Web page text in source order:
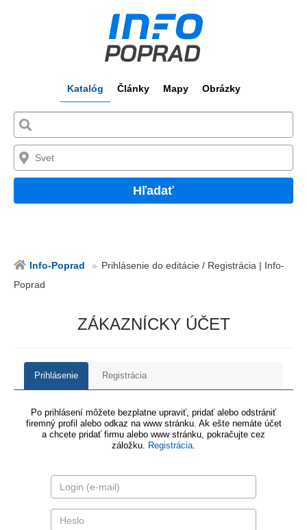
Katalóg Články Mapy Obrázky
Hľadať
Info-Poprad
Prihlásenie do editácie / Registrácia | Info-
Poprad
ZÁKAZNÍCKY ÚČET
Prihlásenie Registrácia
Po prihlásení môžete bezplatne upraviť, pridať alebo odstrániť
firemný profil alebo odkaz na www stránku. Ak ešte nemáte účet
a chcete pridať firmu alebo www stránku, pokračujte cez
záložku. Registrácia.